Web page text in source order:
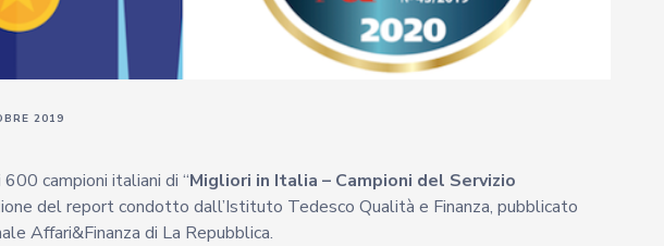
2019
600 campioni italiani di “Migliori in Italia – Campioni del Servizio
del report condotto dall’Istituto Tedesco Qualità e Finanza, pubblicato
Affari&Finanza di La Repubblica.